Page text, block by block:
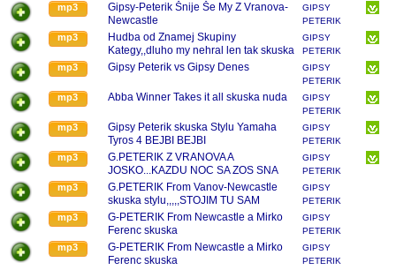
mp3
Gipsy-Peterik Šnije Še My Z Vranova-
Newcastle
GIPSY
PETERIK
mp3
Hudba od Znamej Skupiny
Kategy,,dluho my nehral len tak skuska
GIPSY
PETERIK
mp3 Gipsy Peterik vs Gipsy Denes
GIPSY
PETERIK
mp3 Abba Winner Takes it all skuska nuda
GIPSY
PETERIK
mp3
Gipsy Peterik skuska Stylu Yamaha
Tyros 4 BEJBI BEJBI
GIPSY
PETERIK
mp3
G.PETERIK Z VRANOVA A
JOSKO...KAZDU NOC SA ZOS SNA
BUDIM
GIPSY
PETERIK
mp3
G.PETERIK From Vanov-Newcastle
skuska stylu,,,,,STOJIM TU SAM
GIPSY
PETERIK
mp3
G-PETERIK From Newcastle a Mirko
Ferenc skuska
GIPSY
PETERIK
mp3
G-PETERIK From Newcastle a Mirko
Ferenc skuska
GIPSY
PETERIK